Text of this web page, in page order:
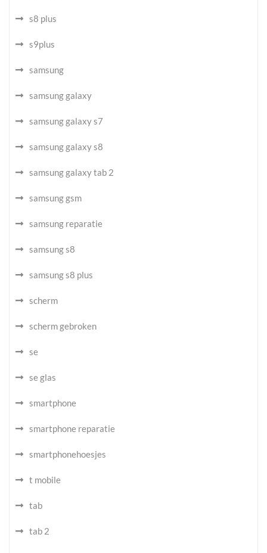
s8 plus
s9plus
samsung
samsung galaxy
samsung galaxy s7
samsung galaxy s8
samsung galaxy tab 2
samsung gsm
samsung reparatie
samsung s8
samsung s8 plus
scherm
scherm gebroken
se
se glas
smartphone
smartphone reparatie
smartphonehoesjes
t mobile
tab
tab 2